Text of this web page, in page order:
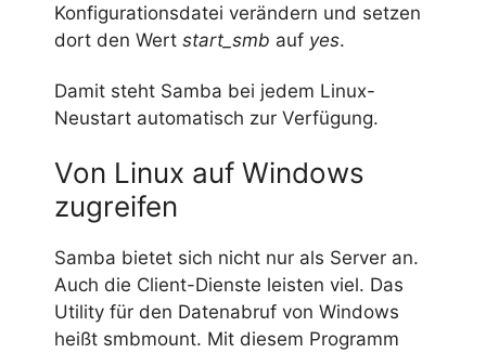
Konfigurationsdatei verändern und setzen
dort den Wert start_smb auf yes.
Damit steht Samba bei jedem Linux-
Neustart automatisch zur Verfügung.
Von Linux auf Windows
zugreifen
Samba bietet sich nicht nur als Server an.
Auch die Client-Dienste leisten viel. Das
Utility für den Datenabruf von Windows
heißt smbmount. Mit diesem Programm